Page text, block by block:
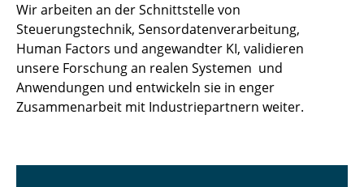
Wir arbeiten an der Schnittstelle von
Steuerungstechnik, Sensordatenverarbeitung,
Human Factors und angewandter KI, validieren
unsere Forschung an realen Systemen und
Anwendungen und entwickeln sie in enger
Zusammenarbeit mit Industriepartnern weiter.